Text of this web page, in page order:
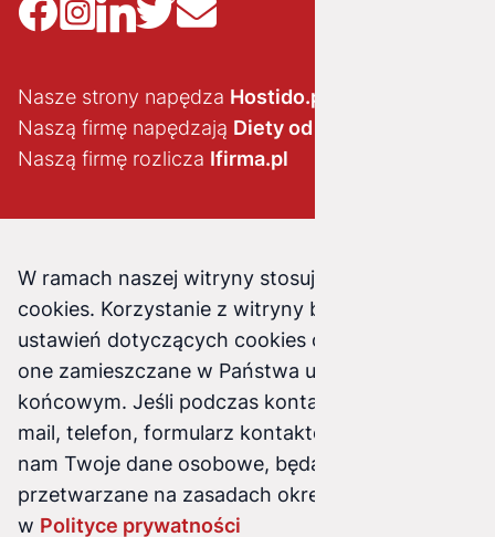
Nasze strony napędza Hostido.pl
Naszą firmę napędzają Diety od brokuła
Naszą firmę rozlicza Ifirma.pl
W ramach naszej witryny stosujemy pliki
cookies. Korzystanie z witryny bez zmiany
ustawień dotyczących cookies oznacza, że będą
one zamieszczane w Państwa urządzeniu
końcowym. Jeśli podczas kontaktu z nami (e-
mail, telefon, formularz kontaktowy) podasz
nam Twoje dane osobowe, będą one
przetwarzane na zasadach określonych
w Polityce prywatności